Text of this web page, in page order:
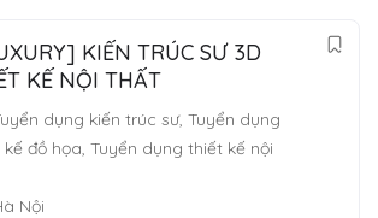
KIẾN TRÚC SƯ 3D
KẾ NỘI THẤT
dụng kiến trúc sư, Tuyển dụng
đồ họa, Tuyển dụng thiết kế nội
Nội